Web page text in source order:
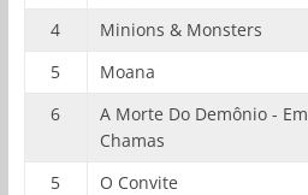
4
Minions & Monsters
5
Moana
6
A Morte Do Demônio - Em
Chamas
5 O Convite